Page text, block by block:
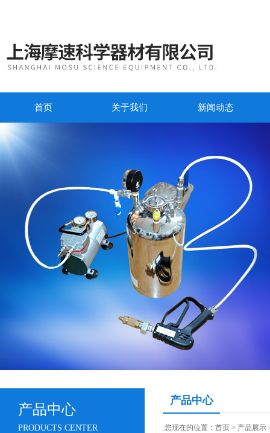
首页 关于我们 新闻动态
产品中心
PRODUCTS CENTER
产品中心
您现在的位置： 首页 > 产品展示